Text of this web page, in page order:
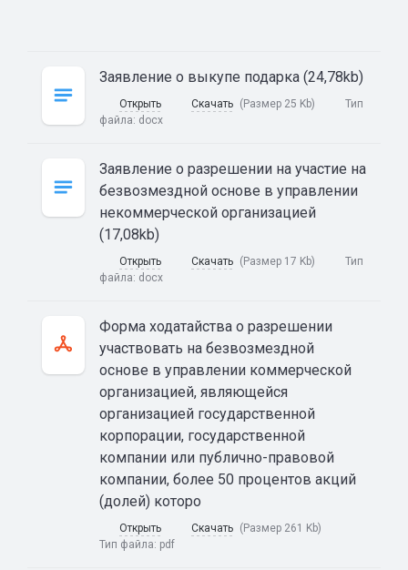
Заявление о выкупе подарка (24,78kb)
Открыть Скачать (Размер 25 Kb)
Тип
файла: docx
Заявление о разрешении на участие на
безвозмездной основе в управлении
некоммерческой организацией
(17,08kb)
Открыть Скачать (Размер 17 Kb)
Тип
файла: docx
Форма ходатайства о разрешении
участвовать на безвозмездной
основе в управлении коммерческой
организацией, являющейся
организацией государственной
корпорации, государственной
компании или публично-правовой
компании, более 50 процентов акций
(долей) которо
Открыть Скачать (Размер 261 Kb)
Тип файла: pdf